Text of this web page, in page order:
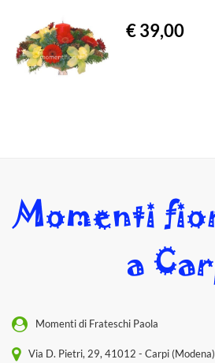
€ 39,00
Momenti di Frateschi Paola
Via D. Pietri, 29, 41012 - Carpi (Modena)